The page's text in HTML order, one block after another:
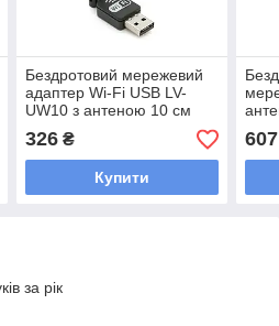
Бездротовий мережевий
адаптер Wi-Fi USB LV-
UW10 з антеною 10 см
стандарт 802.11bgn
швидкість 150 Мбіт сек
частота 2.4 ГГц підтримка
326₴
Купити
607
за рік